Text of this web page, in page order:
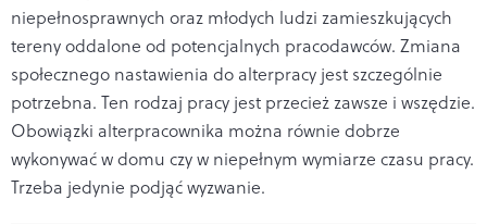
niepełnosprawnych oraz młodych ludzi zamieszkujących
tereny oddalone od potencjalnych pracodawców. Zmiana
społecznego nastawienia do alterpracy jest szczególnie
potrzebna. Ten rodzaj pracy jest przecież zawsze i wszędzie.
Obowiązki alterpracownika można równie dobrze
wykonywać w domu czy w niepełnym wymiarze czasu pracy.
Trzeba jedynie podjąć wyzwanie.